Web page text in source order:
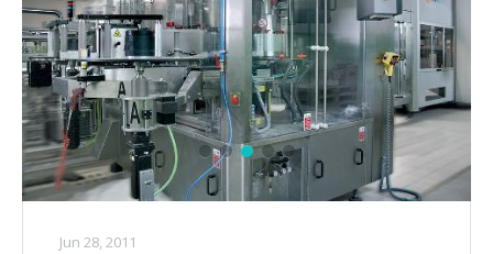
Jun 28, 2011